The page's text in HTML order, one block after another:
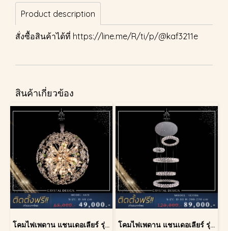
Product description
สั่งซื้อสินค้าได้ที่ https://line.me/R/ti/p/@kaf3211e
สินค้าเกี่ยวข้อง
โคมไฟเพดาน แชนเดอเลียร์ รุ่น A028-D60 โคมไฟเพดาน แชนเดอเลียร์ รุ่น 183586